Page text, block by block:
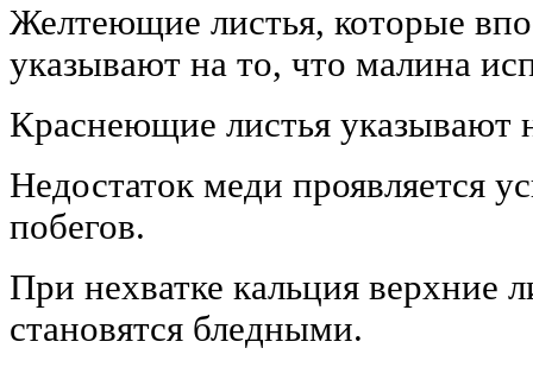
Желтеющие листья, которые
указывают на то, что малина
Краснеющие листья указывают
Недостаток меди проявляется
побегов.
При нехватке кальция верхние
становятся бледными.